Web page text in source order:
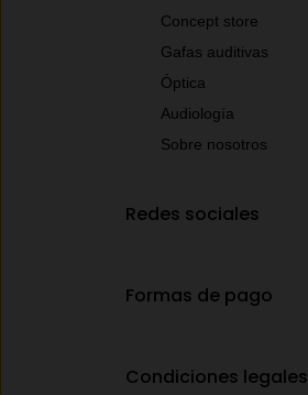
Concept store
Gafas auditivas
Óptica
Audiología
Sobre nosotros
Redes sociales
Formas de pago
Condiciones legales